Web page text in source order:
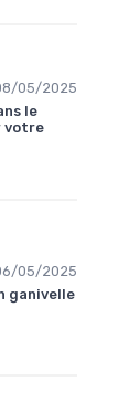
05/2025
le
votre
05/2025
ganivelle